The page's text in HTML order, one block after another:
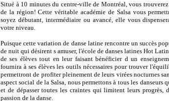
Situé à 10 minutes du centre-ville de Montréal, vous
de la région! Cette véritable académie de Salsa vous
soyez débutant, intermédiaire ou avancé, elle vous
votre niveau.
Puisque cette variation de danse latine rencontre un succès
de nuit qui désirent s amuser, l'école de danses latines Hot
de ses élèves tout en leur faisant bénéficier d un
fournira à ses élèves les outils nécessaires pour trouver
permettront de profiter pleinement de leurs virées nocturnes
aspect social de la Salsa, nous permettons à tous les danseurs
et de dépasser toutes les craintes qui limitent leurs progrès,
passion de la danse.